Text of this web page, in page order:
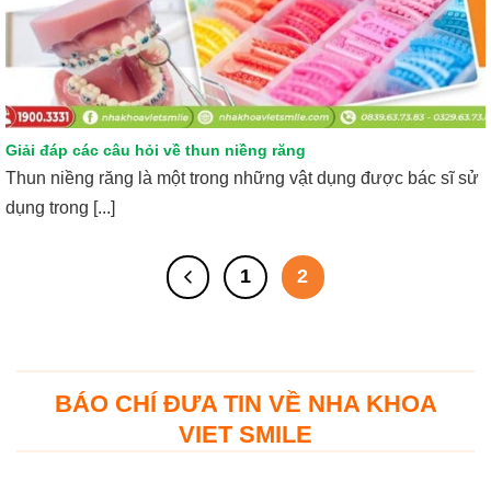
Giải đáp các câu hỏi về thun niềng răng
Thun niềng răng là một trong những vật dụng được bác sĩ sử
dụng trong [...]
1 2
BÁO CHÍ ĐƯA TIN VỀ NHA KHOA
VIET SMILE